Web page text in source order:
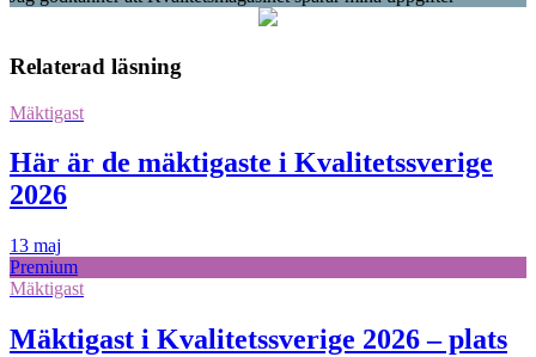
Relaterad läsning
Mäktigast
Här är de mäktigaste i Kvalitetssverige
2026
13 maj
Premium
Mäktigast
Mäktigast i Kvalitetssverige 2026 – plats